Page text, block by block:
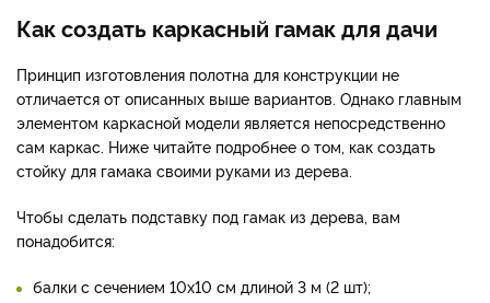
Как создать каркасный гамак для дачи
Принцип изготовления полотна для конструкции не
отличается от описанных выше вариантов. Однако главным
элементом каркасной модели является непосредственно
сам каркас. Ниже читайте подробнее о том, как создать
стойку для гамака своими руками из дерева.
Чтобы сделать подставку под гамак из дерева, вам
понадобится:
балки с сечением 10х10 см длиной 3 м (2 шт);